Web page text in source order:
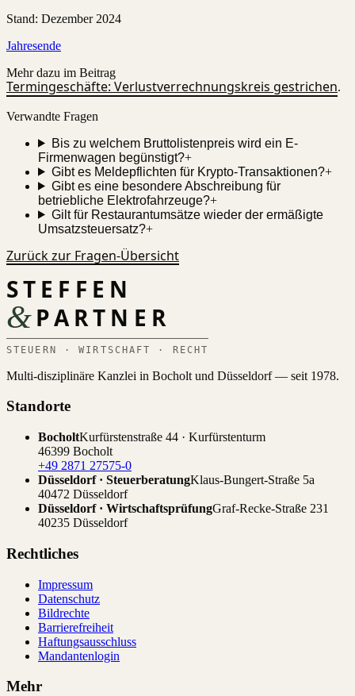
Stand: Dezember 2024
Jahresende
Mehr dazu im Beitrag
Termingeschäfte: Verlustverrechnungskreis gestrichen.
Verwandte Fragen
Bis zu welchem Bruttolistenpreis wird ein E-
Firmenwagen begünstigt?+
Gibt es Meldepflichten für Krypto-Transaktionen?+
Gibt es eine besondere Abschreibung für
betriebliche Elektrofahrzeuge?+
Gilt für Restaurantumsätze wieder der ermäßigte
Umsatzsteuersatz?+
Zurück zur Fragen-Übersicht
STEFFEN
&PARTNER
STEUERN · WIRTSCHAFT · RECHT
Multi-disziplinäre Kanzlei in Bocholt und Düsseldorf — seit 1978.
Standorte
BocholtKurfürstenstraße 44 · Kurfürstenturm
46399 Bocholt
+49 2871 27575-0
Düsseldorf · SteuerberatungKlaus-Bungert-Straße 5a
40472 Düsseldorf
Düsseldorf · WirtschaftsprüfungGraf-Recke-Straße 231
40235 Düsseldorf
Rechtliches
Impressum
Datenschutz
Bildrechte
Barrierefreiheit
Haftungsausschluss
Mandantenlogin
Mehr